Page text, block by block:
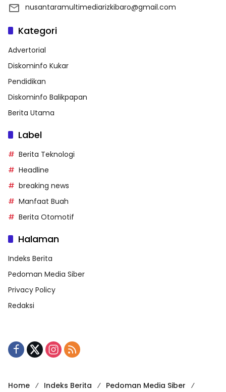
nusantaramultimediarizkibaro@gmail.com
Kategori
Advertorial
Diskominfo Kukar
Pendidikan
Diskominfo Balikpapan
Berita Utama
Label
Berita Teknologi
Headline
breaking news
Manfaat Buah
Berita Otomotif
Halaman
Indeks Berita
Pedoman Media Siber
Privacy Policy
Redaksi
Home Indeks Berita Pedoman Media Siber